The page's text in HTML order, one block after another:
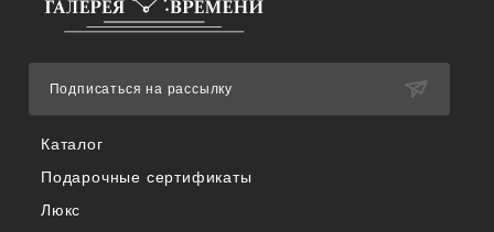
Каталог
Подарочные сертификаты
Люкс
Подписаться на рассылку